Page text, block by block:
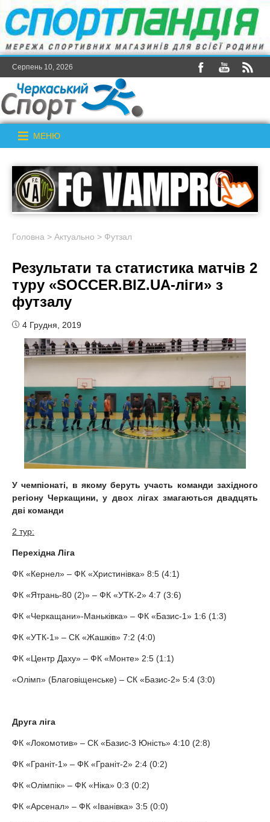
Серпень 10, 2026
МЕНЮ
Головна > Актуально > Футзал
Результати та статистика матчів 2
туру «SOCCER.BIZ.UA-ліги» з
футзалу
4 Грудня, 2019
У чемпіонаті, в якому беруть участь команди західного
регіону Черкащини, у двох лігах змагаються двадцять
дві команди
2 тур:
Перехідна Ліга
ФК «Кернел» – ФК «Христинівка» 8:5 (4:1)
ФК «Ятрань-80 (2)» – ФК «УТК-2» 4:7 (3:6)
ФК «Черкащани»-Маньківка» – ФК «Базис-1» 1:6 (1:3)
ФК «УТК-1» – СК «Жашків» 7:2 (4:0)
ФК «Центр Даху» – ФК «Монте» 2:5 (1:1)
«Олімп» (Благовіщенське) – СК «Базис-2» 5:4 (3:0)
Друга ліга
ФК «Локомотив» – СК «Базис-3 Юність» 4:10 (2:8)
ФК «Граніт-1» – ФК «Граніт-2» 2:4 (0:2)
ФК «Олімпік» – ФК «Ніка» 0:3 (0:2)
ФК «Арсенал» – ФК «Іванівка» 3:5 (0:0)